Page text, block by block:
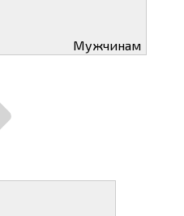
Мужчинам